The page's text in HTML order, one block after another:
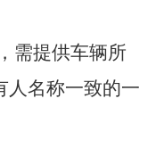
需提供车辆所
人名称一致的一